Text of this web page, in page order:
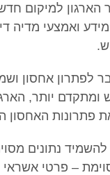
הארגון למיקום
ואמצעי מדיה
לפתרון אחסון
ומתקדם יותר,
פתרונות האחסון
להשמיד נתונים
– פרטי אשראי